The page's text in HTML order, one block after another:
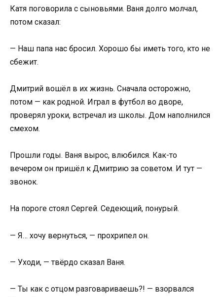
Катя поговорила с сыновьями. Ваня долго молчал,
потом сказал:
— Наш папа нас бросил. Хорошо бы иметь того, кто не
сбежит.
Дмитрий вошёл в их жизнь. Сначала осторожно,
потом — как родной. Играл в футбол во дворе,
проверял уроки, встречал из школы. Дом наполнился
смехом.
Прошли годы. Ваня вырос, влюбился. Как-то
вечером он пришёл к Дмитрию за советом. И тут —
звонок.
На пороге стоял Сергей. Седеющий, понурый.
— Я… хочу вернуться, — прохрипел он.
— Уходи, — твёрдо сказал Ваня.
— Ты как с отцом разговариваешь?! — взорвался